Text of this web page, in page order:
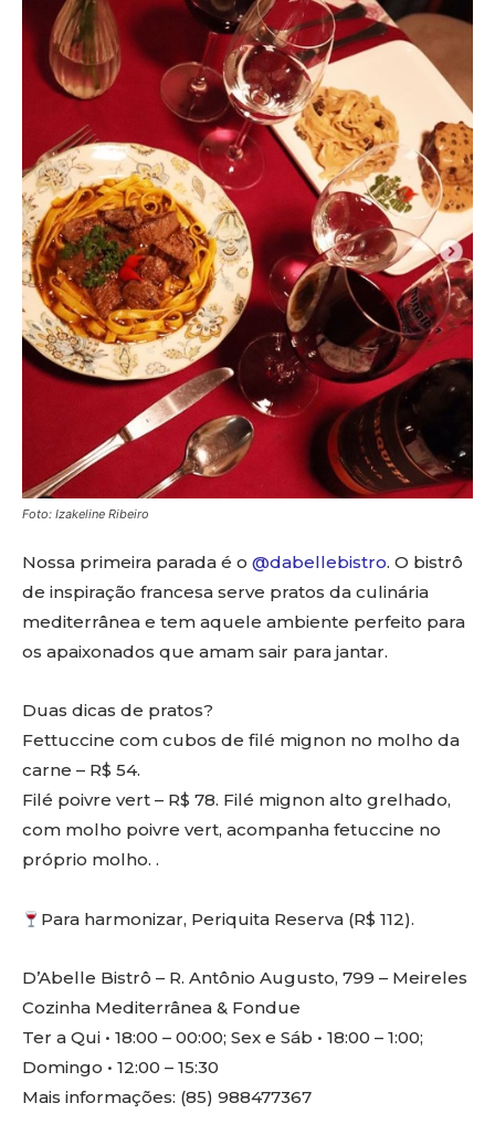
Foto: Izakeline Ribeiro
Nossa primeira parada é o @dabellebistro. O bistrô
de inspiração francesa serve pratos da culinária
mediterrânea e tem aquele ambiente perfeito para
os apaixonados que amam sair para jantar.
Duas dicas de pratos?
Fettuccine com cubos de filé mignon no molho da
carne – R$ 54.
Filé poivre vert – R$ 78. Filé mignon alto grelhado,
com molho poivre vert, acompanha fetuccine no
próprio molho. .
Para harmonizar, Periquita Reserva (R$ 112).
D’Abelle Bistrô – R. Antônio Augusto, 799 – Meireles
Cozinha Mediterrânea & Fondue
Ter a Qui • 18:00 – 00:00; Sex e Sáb • 18:00 – 1:00;
Domingo • 12:00 – 15:30
Mais informações: (85) 988477367